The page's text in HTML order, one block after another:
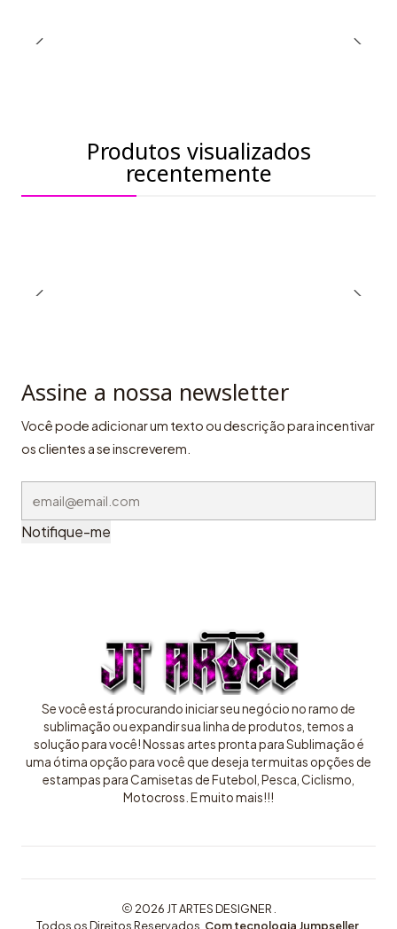
Produtos visualizados
recentemente
Assine a nossa newsletter
Você pode adicionar um texto ou descrição para incentivar
os clientes a se inscreverem.
Notifique-me
Se você está procurando iniciar seu negócio no ramo de
sublimação ou expandir sua linha de produtos, temos a
solução para você! Nossas artes pronta para Sublimação é
uma ótima opção para você que deseja ter muitas opções de
estampas para Camisetas de Futebol, Pesca, Ciclismo,
Motocross. E muito mais!!!
2026 JT ARTES DESIGNER .
Todos os Direitos Reservados. Com tecnologia Jumpseller.